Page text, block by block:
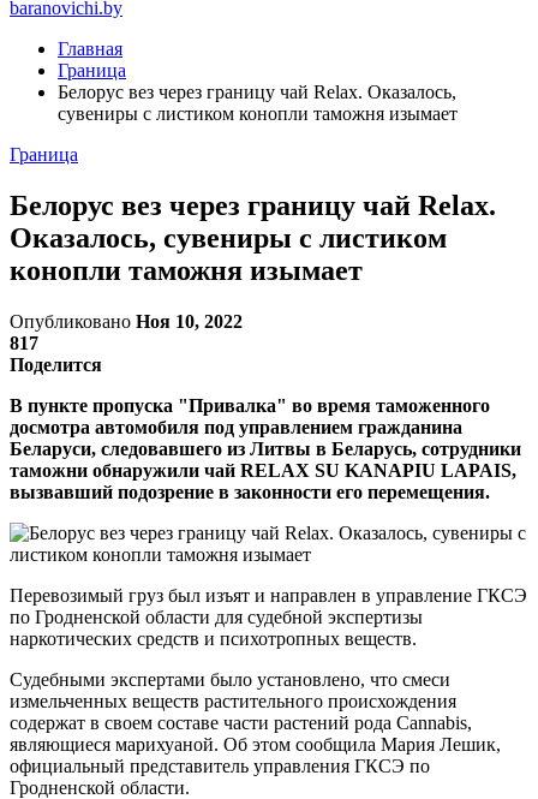
baranovichi.by
Главная
Граница
Белорус вез через границу чай Relax. Оказалось,
сувениры с листиком конопли таможня изымает
Граница
Белорус вез через границу чай Relax.
Оказалось, сувениры с листиком
конопли таможня изымает
Опубликовано Ноя 10, 2022
817
Поделится
В пункте пропуска "Привалка" во время таможенного
досмотра автомобиля под управлением гражданина
Беларуси, следовавшего из Литвы в Беларусь, сотрудники
таможни обнаружили чай RELAX SU KANAPIU LAPAIS,
вызвавший подозрение в законности его перемещения.
Перевозимый груз был изъят и направлен в управление ГКСЭ
по Гродненской области для судебной экспертизы
наркотических средств и психотропных веществ.
Судебными экспертами было установлено, что смеси
измельченных веществ растительного происхождения
содержат в своем составе части растений рода Cannabis,
являющиеся марихуаной. Об этом сообщила Мария Лешик,
официальный представитель управления ГКСЭ по
Гродненской области.